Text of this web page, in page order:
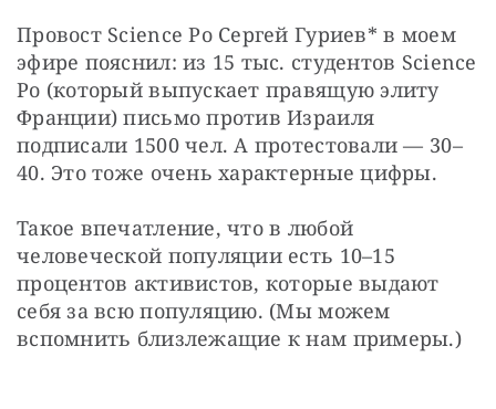
Провост Science Po Сергей Гуриев* в моем
эфире пояснил: из 15 тыс. студентов Science
Po (который выпускает правящую элиту
Франции) письмо против Израиля
подписали 1500 чел. А протестовали — 30–
40. Это тоже очень характерные цифры.
Такое впечатление, что в любой
человеческой популяции есть 10–15
процентов активистов, которые выдают
себя за всю популяцию. (Мы можем
вспомнить близлежащие к нам примеры.)